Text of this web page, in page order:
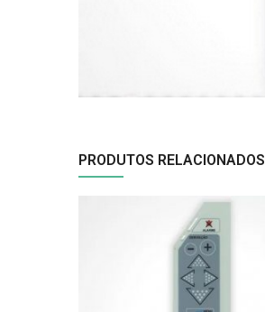
PRODUTOS RELACIONADOS